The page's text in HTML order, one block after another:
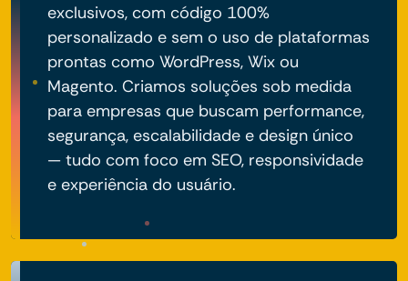
exclusivos, com código 100%
personalizado e sem o uso de plataformas
prontas como WordPress, Wix ou
Magento. Criamos soluções sob medida
para empresas que buscam performance,
segurança, escalabilidade e design único
— tudo com foco em SEO, responsividade
e experiência do usuário.